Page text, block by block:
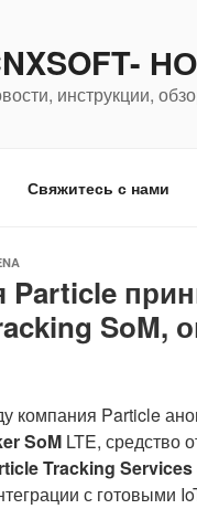
инструкции,
Свяжитесь с нами
Particle
SoM,
компания Particle
SoM LTE, средство
Tracking Services
с готовыми